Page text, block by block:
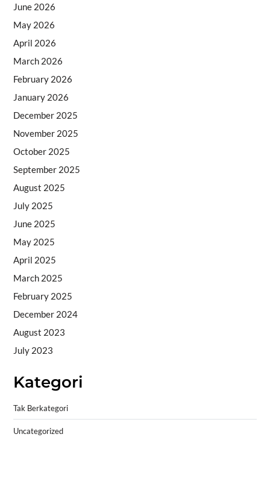
June 2026
May 2026
April 2026
March 2026
February 2026
January 2026
December 2025
November 2025
October 2025
September 2025
August 2025
July 2025
June 2025
May 2025
April 2025
March 2025
February 2025
December 2024
August 2023
July 2023
Kategori
Tak Berkategori
Uncategorized